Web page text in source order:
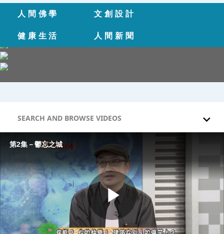
Skip to collection list
Skip to video grid
人間佛學 文創設計
健康生活 人間新聞
SEARCH AND BROWSE VIDEOS
第2集－鬱忘之城
Play